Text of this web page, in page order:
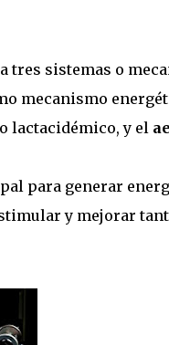
tres sistemas o
mecanismo
lactacidémico, y el
para generar
y mejorar